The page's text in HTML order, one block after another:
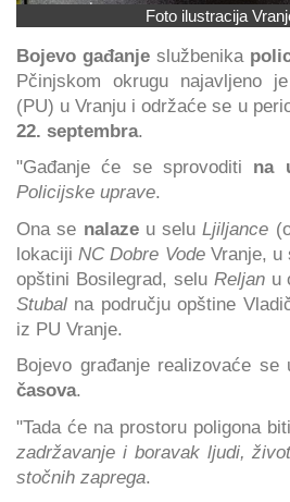
Foto ilustracija
Bojevo gađanjeslužbenika
Pčinjskom okrugu najavljeno
(PU) u Vranju i održaće se u
22. septembra.
"Gađanje će se sprovoditi na
Policijske uprave.
Ona se nalaze u seluLjiljance
lokacijiNC Dobre VodeVranje, u
opštini Bosilegrad, selu Reljanu
Stubal na području opštine
iz PU Vranje.
Bojevo građanje realizovaće
časova.
"Tada će na prostoru poligona biti
zadržavanje i boravak ljudi,
stočnih zaprega.